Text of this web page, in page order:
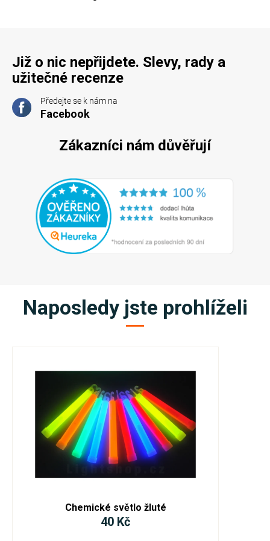
Již o nic nepřijdete. Slevy, rady a
užitečné recenze
Předejte se k nám na
Facebook
Zákazníci nám důvěřují
Naposledy jste prohlíželi
Chemické světlo žluté
40 Kč